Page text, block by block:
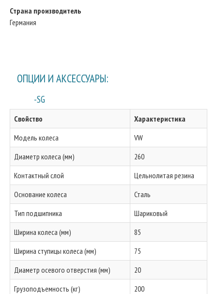
Страна производитель
Германия
ОПЦИИ И АКСЕССУАРЫ:
-SG
Свойство
Характеристика
Модель колеса
VW
Диаметр колеса (мм)
260
Контактный слой
Цельнолитая резина
Основание колеса
Сталь
Тип подшипника
Шариковый
Ширина колеса (мм)
85
Ширина ступицы колеса (мм)
75
Диаметр осевого отверстия (мм)
20
Грузоподъемность (кг)
200